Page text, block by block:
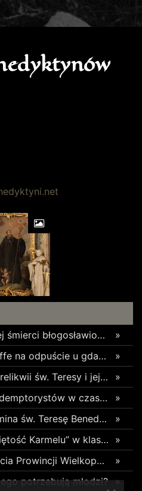
»
35. rocznica męczeńskiej śmierci błogosławionych franciszkanów z Pariacoto – o. Zbigniewa Strzałkowskiego i o. Michała Tomaszka
»
Kardynał Timothy Radcliffe na odpuście u gdańskich dominikanów
»
Abp Zieliński: obecność relikwii św. Teresy i jej rodziców mobilizuje do troski o rodzinę
»
Przełożony Prowincji Redemptorystów w czasie 18. Dziękczynienia w Rodzinie Radia Maryja: „Dziękuję, że modlicie się za niewierzących i nieprzyjaciół”
»
9 sierpnia Kościół wspomina św. Teresę Benedyktę od Krzyża – Edytę Stein
»
Oświęcim: wystawa „Świętość Karmelu” w klasztorze karmelitanek
»
Jezuici: Jubileusz 100-lecia Prowincji Wielkopolsko-Mazowieckiej
»
potrzebują młodzi?